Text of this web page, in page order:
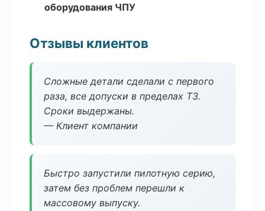
оборудования ЧПУ
Отзывы клиентов
Сложные детали сделали с первого
раза, все допуски в пределах ТЗ.
Сроки выдержаны.
— Клиент компании
Быстро запустили пилотную серию,
затем без проблем перешли к
массовому выпуску.